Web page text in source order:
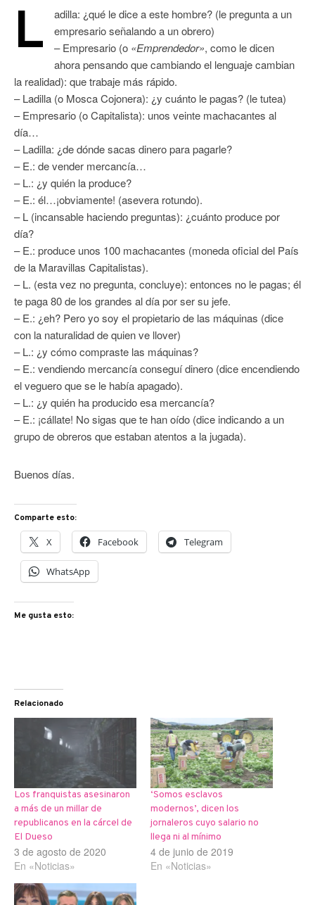
L
adilla: ¿qué le dice a este hombre? (le pregunta a un
empresario señalando a un obrero)
– Empresario (o «Emprendedor», como le dicen
ahora pensando que cambiando el lenguaje cambian
la realidad): que trabaje más rápido.
– Ladilla (o Mosca Cojonera): ¿y cuánto le pagas? (le tutea)
– Empresario (o Capitalista): unos veinte machacantes al
día…
– Ladilla: ¿de dónde sacas dinero para pagarle?
– E.: de vender mercancía…
– L.: ¿y quién la produce?
– E.: él…¡obviamente! (asevera rotundo).
– L (incansable haciendo preguntas): ¿cuánto produce por
día?
– E.: produce unos 100 machacantes (moneda oficial del País
de la Maravillas Capitalistas).
– L. (esta vez no pregunta, concluye): entonces no le pagas; él
te paga 80 de los grandes al día por ser su jefe.
– E.: ¿eh? Pero yo soy el propietario de las máquinas (dice
con la naturalidad de quien ve llover)
– L.: ¿y cómo compraste las máquinas?
– E.: vendiendo mercancía conseguí dinero (dice encendiendo
el veguero que se le había apagado).
– L.: ¿y quién ha producido esa mercancía?
– E.: ¡cállate! No sigas que te han oído (dice indicando a un
grupo de obreros que estaban atentos a la jugada).
Buenos días.
Comparte esto:
X Facebook Telegram
WhatsApp
Me gusta esto:
Relacionado
Los franquistas asesinaron
a más de un millar de
republicanos en la cárcel de
El Dueso
3 de agosto de 2020
En «Noticias»
‘Somos esclavos
modernos’, dicen los
jornaleros cuyo salario no
llega ni al mínimo
4 de junio de 2019
En «Noticias»